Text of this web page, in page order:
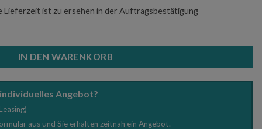
Lieferzeit ist zu ersehen in der Auftragsbestätigung
IN DEN WARENKORB
Angebot?
aus und Sie erhalten zeitnah ein Angebot.